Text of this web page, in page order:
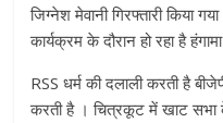
जिग्नेश मेवानी गिरफ्तारी किया
कार्यक्रम के दौरान हो रहा है
RSS धर्म की दलाली करती है
करती है । चित्रकूट में खाट सभा के